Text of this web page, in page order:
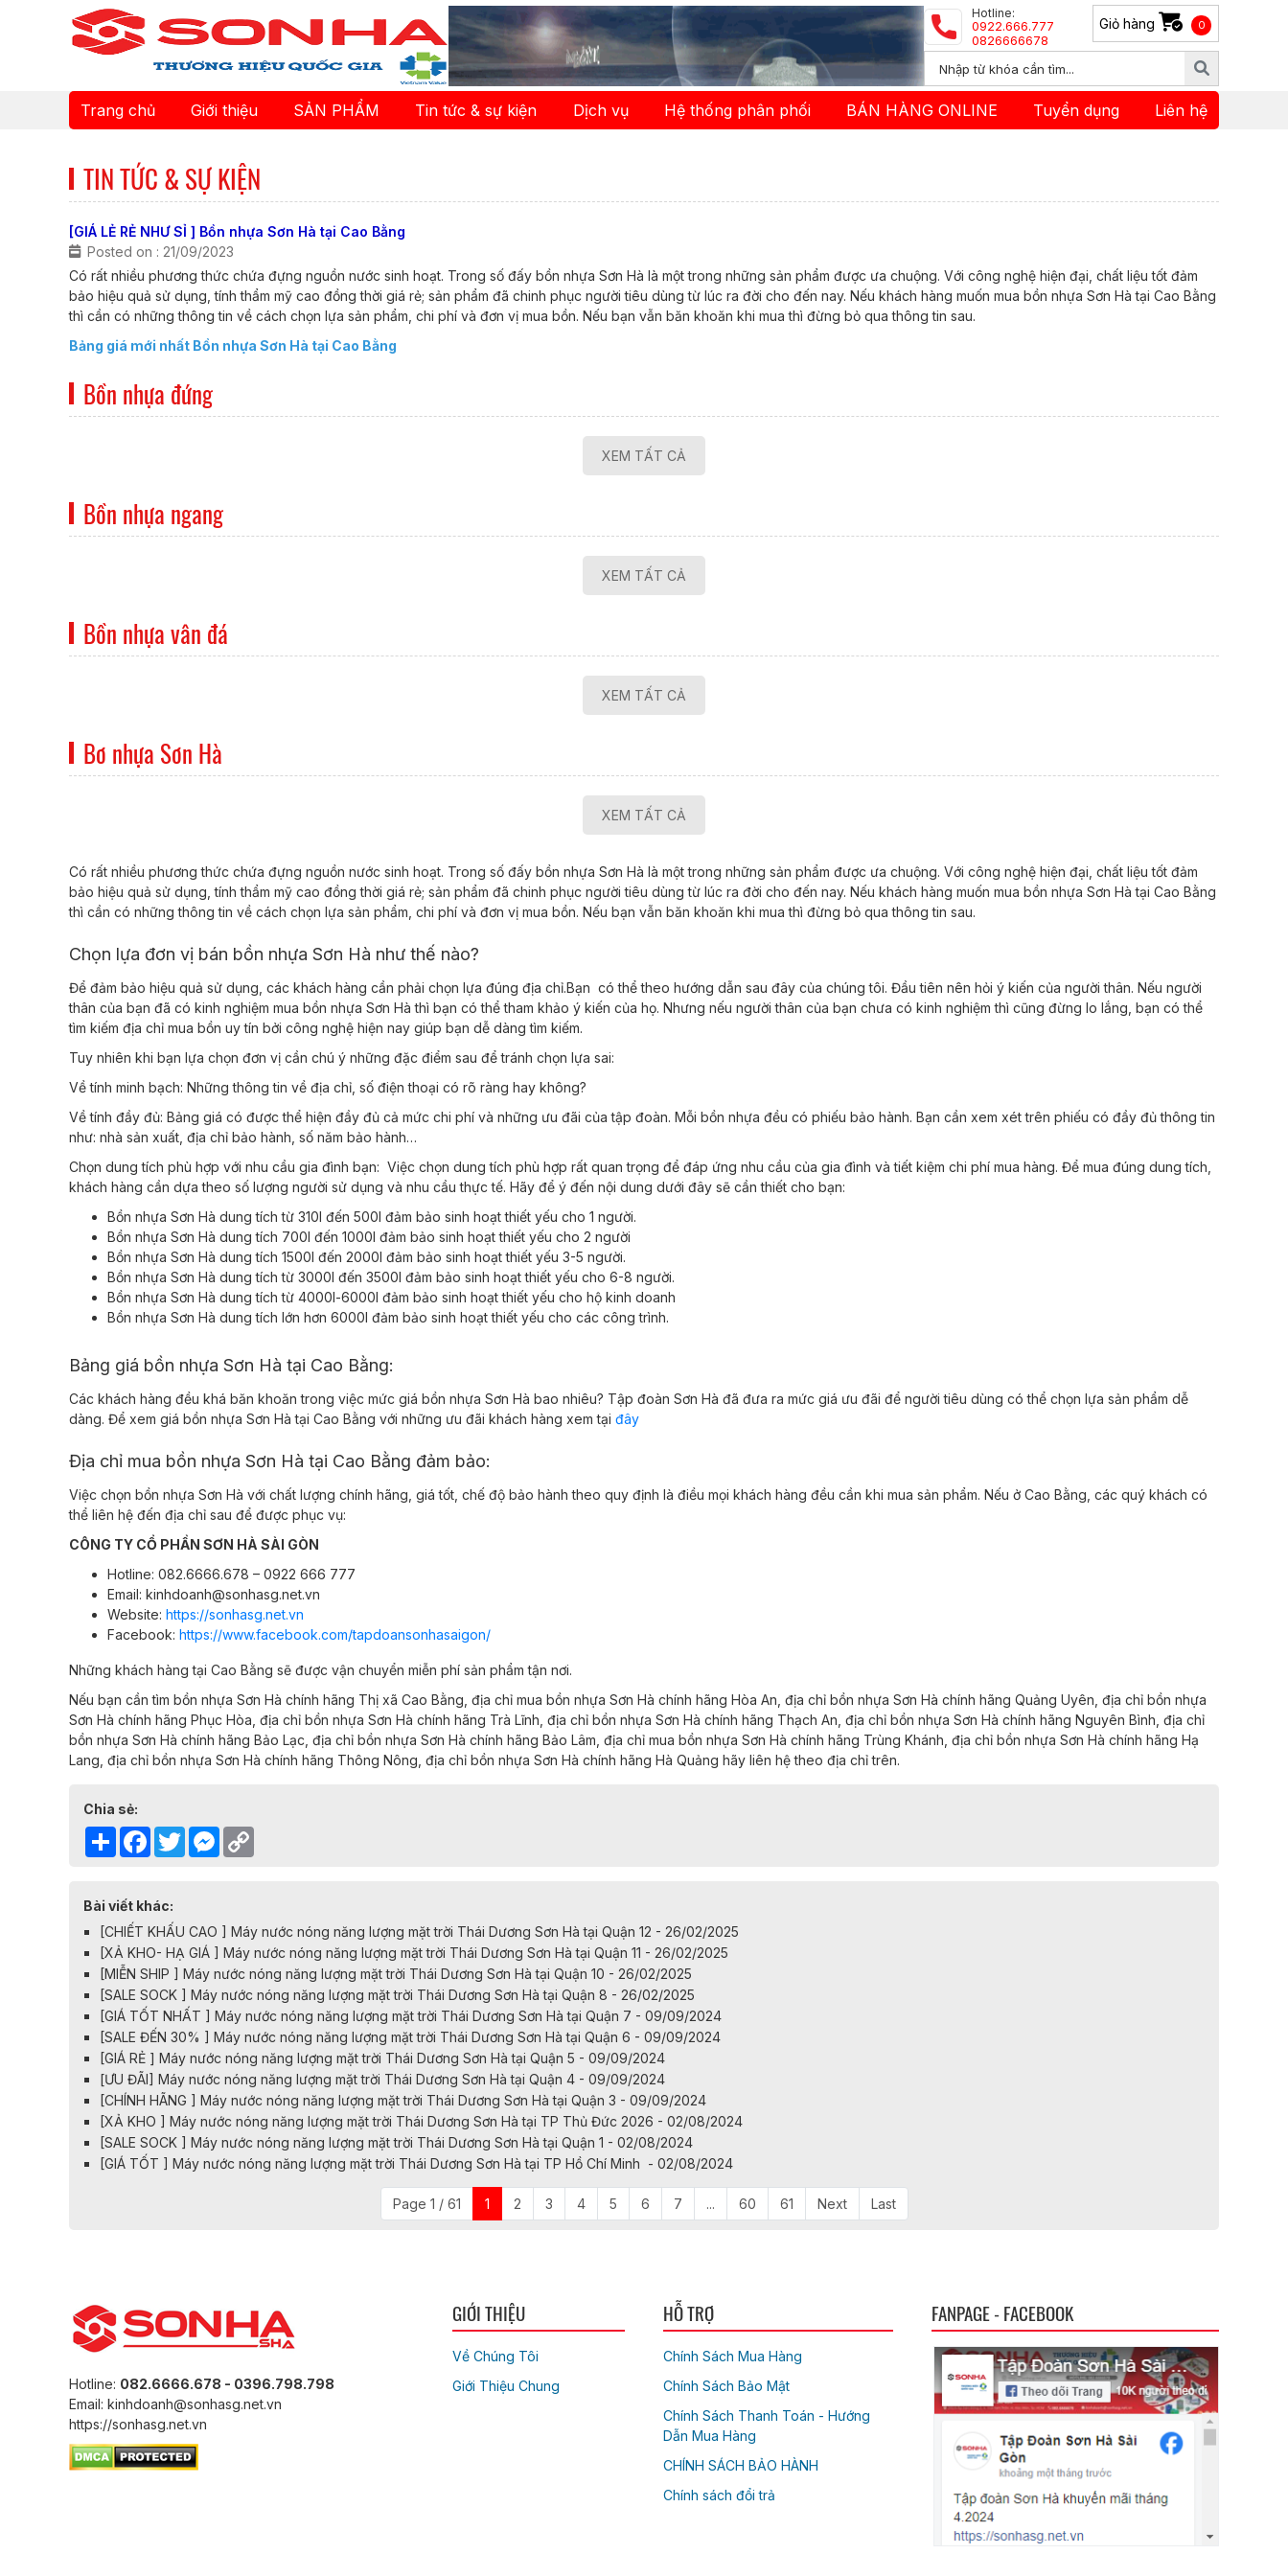
Hotline:
0922.666.777
0826666678
Giỏ hàng 0
Trang chủ Giới thiệu SẢN PHẨM Tin tức & sự kiện Dịch vụ Hệ thống phân phối BÁN HÀNG ONLINE Tuyển dụng Liên hệ
TIN TỨC & SỰ KIỆN
[GIÁ LẺ RẺ NHƯ SỈ ] Bồn nhựa Sơn Hà tại Cao Bằng
Posted on : 21/09/2023
Có rất nhiều phương thức chứa đựng nguồn nước sinh hoạt. Trong số đấy bồn nhựa Sơn Hà là một trong những sản phẩm được ưa chuộng. Với công nghệ hiện đại, chất liệu tốt đảm
bảo hiệu quả sử dụng, tính thẩm mỹ cao đồng thời giá rẻ; sản phẩm đã chinh phục người tiêu dùng từ lúc ra đời cho đến nay. Nếu khách hàng muốn mua bồn nhựa Sơn Hà tại Cao Bằng
thì cần có những thông tin về cách chọn lựa sản phẩm, chi phí và đơn vị mua bồn. Nếu bạn vẫn băn khoăn khi mua thì đừng bỏ qua thông tin sau.
Bảng giá mới nhất Bồn nhựa Sơn Hà tại Cao Bằng
Bồn nhựa đứng
XEM TẤT CẢ
Bồn nhựa ngang
XEM TẤT CẢ
Bồn nhựa vân đá
XEM TẤT CẢ
Bơ nhựa Sơn Hà
XEM TẤT CẢ
Có rất nhiều phương thức chứa đựng nguồn nước sinh hoạt. Trong số đấy bồn nhựa Sơn Hà là một trong những sản phẩm được ưa chuộng. Với công nghệ hiện đại, chất liệu tốt đảm
bảo hiệu quả sử dụng, tính thẩm mỹ cao đồng thời giá rẻ; sản phẩm đã chinh phục người tiêu dùng từ lúc ra đời cho đến nay. Nếu khách hàng muốn mua bồn nhựa Sơn Hà tại Cao Bằng
thì cần có những thông tin về cách chọn lựa sản phẩm, chi phí và đơn vị mua bồn. Nếu bạn vẫn băn khoăn khi mua thì đừng bỏ qua thông tin sau.
Chọn lựa đơn vị bán bồn nhựa Sơn Hà như thế nào?
Để đảm bảo hiệu quả sử dụng, các khách hàng cần phải chọn lựa đúng địa chỉ.Bạn có thể theo hướng dẫn sau đây của chúng tôi. Đầu tiên nên hỏi ý kiến của người thân. Nếu người
thân của bạn đã có kinh nghiệm mua bồn nhựa Sơn Hà thì bạn có thể tham khảo ý kiến của họ. Nhưng nếu người thân của bạn chưa có kinh nghiệm thì cũng đừng lo lắng, bạn có thể
tìm kiếm địa chỉ mua bồn uy tín bởi công nghệ hiện nay giúp bạn dễ dàng tìm kiếm.
Tuy nhiên khi bạn lựa chọn đơn vị cần chú ý những đặc điểm sau để tránh chọn lựa sai:
Về tính minh bạch: Những thông tin về địa chỉ, số điện thoại có rõ ràng hay không?
Về tính đầy đủ: Bảng giá có được thể hiện đầy đủ cả mức chi phí và những ưu đãi của tập đoàn. Mỗi bồn nhựa đều có phiếu bảo hành. Bạn cần xem xét trên phiếu có đầy đủ thông tin
như: nhà sản xuất, địa chỉ bảo hành, số năm bảo hành…
Chọn dung tích phù hợp với nhu cầu gia đình bạn: Việc chọn dung tích phù hợp rất quan trọng để đáp ứng nhu cầu của gia đình và tiết kiệm chi phí mua hàng. Để mua đúng dung tích,
khách hàng cần dựa theo số lượng người sử dụng và nhu cầu thực tế. Hãy để ý đến nội dung dưới đây sẽ cần thiết cho bạn:
Bồn nhựa Sơn Hà dung tích từ 310l đến 500l đảm bảo sinh hoạt thiết yếu cho 1 người.
Bồn nhựa Sơn Hà dung tích 700l đến 1000l đảm bảo sinh hoạt thiết yếu cho 2 người
Bồn nhựa Sơn Hà dung tích 1500l đến 2000l đảm bảo sinh hoạt thiết yếu 3-5 người.
Bồn nhựa Sơn Hà dung tích từ 3000l đến 3500l đảm bảo sinh hoạt thiết yếu cho 6-8 người.
Bồn nhựa Sơn Hà dung tích từ 4000l-6000l đảm bảo sinh hoạt thiết yếu cho hộ kinh doanh
Bồn nhựa Sơn Hà dung tích lớn hơn 6000l đảm bảo sinh hoạt thiết yếu cho các công trình.
Bảng giá bồn nhựa Sơn Hà tại Cao Bằng:
Các khách hàng đều khá băn khoăn trong việc mức giá bồn nhựa Sơn Hà bao nhiêu? Tập đoàn Sơn Hà đã đưa ra mức giá ưu đãi để người tiêu dùng có thể chọn lựa sản phẩm dễ
dàng. Để xem giá bồn nhựa Sơn Hà tại Cao Bằng với những ưu đãi khách hàng xem tại đây
Địa chỉ mua bồn nhựa Sơn Hà tại Cao Bằng đảm bảo:
Việc chọn bồn nhựa Sơn Hà với chất lượng chính hãng, giá tốt, chế độ bảo hành theo quy định là điều mọi khách hàng đều cần khi mua sản phẩm. Nếu ở Cao Bằng, các quý khách có
thể liên hệ đến địa chỉ sau để được phục vụ:
CÔNG TY CỔ PHẦN SƠN HÀ SÀI GÒN
Hotline: 082.6666.678 – 0922 666 777
Email: kinhdoanh@sonhasg.net.vn
Website: https://sonhasg.net.vn
Facebook: https://www.facebook.com/tapdoansonhasaigon/
Những khách hàng tại Cao Bằng sẽ được vận chuyển miễn phí sản phẩm tận nơi.
Nếu bạn cần tìm bồn nhựa Sơn Hà chính hãng Thị xã Cao Bằng, địa chỉ mua bồn nhựa Sơn Hà chính hãng Hòa An, địa chỉ bồn nhựa Sơn Hà chính hãng Quảng Uyên, địa chỉ bồn nhựa
Sơn Hà chính hãng Phục Hòa, địa chỉ bồn nhựa Sơn Hà chính hãng Trà Lĩnh, địa chỉ bồn nhựa Sơn Hà chính hãng Thạch An, địa chỉ bồn nhựa Sơn Hà chính hãng Nguyên Bình, địa chỉ
bồn nhựa Sơn Hà chính hãng Bảo Lạc, địa chỉ bồn nhựa Sơn Hà chính hãng Bảo Lâm, địa chỉ mua bồn nhựa Sơn Hà chính hãng Trùng Khánh, địa chỉ bồn nhựa Sơn Hà chính hãng Hạ
Lang, địa chỉ bồn nhựa Sơn Hà chính hãng Thông Nông, địa chỉ bồn nhựa Sơn Hà chính hãng Hà Quảng hãy liên hệ theo địa chỉ trên.
Chia sẻ:
Share Facebook
TwitterMessenger
Bài viết khác:
[CHIẾT KHẤU CAO ] Máy nước nóng năng lượng mặt trời Thái Dương Sơn Hà tại Quận 12 - 26/02/2025
[XẢ KHO- HẠ GIÁ ] Máy nước nóng năng lượng mặt trời Thái Dương Sơn Hà tại Quận 11 - 26/02/2025
[MIỄN SHIP ] Máy nước nóng năng lượng mặt trời Thái Dương Sơn Hà tại Quận 10 - 26/02/2025
[SALE SOCK ] Máy nước nóng năng lượng mặt trời Thái Dương Sơn Hà tại Quận 8 - 26/02/2025
[GIÁ TỐT NHẤT ] Máy nước nóng năng lượng mặt trời Thái Dương Sơn Hà tại Quận 7 - 09/09/2024
[SALE ĐẾN 30% ] Máy nước nóng năng lượng mặt trời Thái Dương Sơn Hà tại Quận 6 - 09/09/2024
[GIÁ RẺ ] Máy nước nóng năng lượng mặt trời Thái Dương Sơn Hà tại Quận 5 - 09/09/2024
[ƯU ĐÃI] Máy nước nóng năng lượng mặt trời Thái Dương Sơn Hà tại Quận 4 - 09/09/2024
[CHÍNH HÃNG ] Máy nước nóng năng lượng mặt trời Thái Dương Sơn Hà tại Quận 3 - 09/09/2024
[XẢ KHO ] Máy nước nóng năng lượng mặt trời Thái Dương Sơn Hà tại TP Thủ Đức 2026 - 02/08/2024
[SALE SOCK ] Máy nước nóng năng lượng mặt trời Thái Dương Sơn Hà tại Quận 1 - 02/08/2024
[GIÁ TỐT ] Máy nước nóng năng lượng mặt trời Thái Dương Sơn Hà tại TP Hồ Chí Minh - 02/08/2024
Page 1 / 61 1 2 3 4 5 6 7 ... 60 61 Next Last
Hotline: 082.6666.678 - 0396.798.798
Email: kinhdoanh@sonhasg.net.vn
https://sonhasg.net.vn
GIỚI THIỆU
Về Chúng Tôi
Giới Thiệu Chung
HỖ TRỢ
Chính Sách Mua Hàng
Chính Sách Bảo Mật
Chính Sách Thanh Toán - Hướng
Dẫn Mua Hàng
CHÍNH SÁCH BẢO HÀNH
Chính sách đổi trả
FANPAGE - FACEBOOK